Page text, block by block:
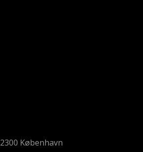
2300 København